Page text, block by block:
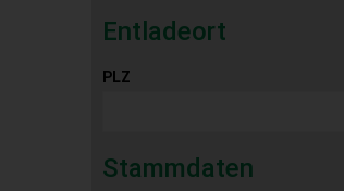
Entladeort
PLZ
Stammdaten